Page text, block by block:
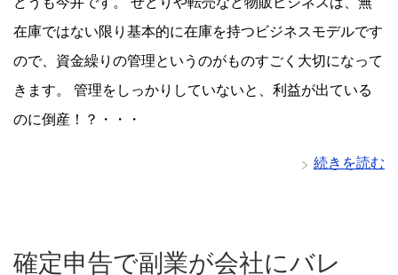
在庫ではない限り基本的に在庫を持つビジネスモデルです
ので、資金繰りの管理というのがものすごく大切になって
きます。 管理をしっかりしていないと、利益が出ている
のに倒産！？・・・
続きを読む
確定申告で副業が会社にバレ